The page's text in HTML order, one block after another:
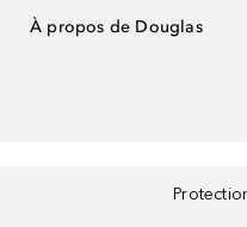
À propos de Douglas